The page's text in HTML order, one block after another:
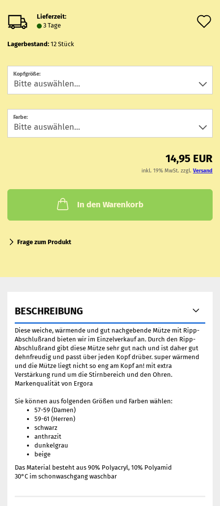
Lieferzeit:
3 Tage
Lagerbestand: 12 Stück
Kopfgröße:
Farbe:
14,95 EUR
inkl. 19% MwSt. zzgl. Versand
In den Warenkorb
Frage zum Produkt
BESCHREIBUNG
Diese weiche, wärmende und gut nachgebende Mütze mit Ripp-
Abschlußrand bieten wir im Einzelverkauf an. Durch den Ripp-
Abschlußrand gibt diese Mütze sehr gut nach und ist daher gut
dehnfreudig und passt über jeden Kopf drüber. super wärmend
und die Mütze liegt nicht so eng am Kopf an! mit extra
Verstärkung rund um die Stirnbereich und den Ohren.
Markenqualität von Ergora
Sie können aus folgenden Größen und Farben wählen:
57-59 (Damen)
59-61 (Herren)
schwarz
anthrazit
dunkelgrau
beige
Das Material besteht aus 90% Polyacryl, 10% Polyamid
30°C im schonwaschgang waschbar